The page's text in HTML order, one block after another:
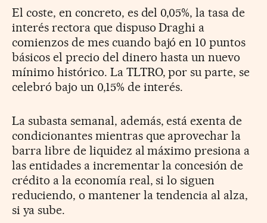
El coste, en concreto, es del 0,05%, la tasa de
interés rectora que dispuso Draghi a
comienzos de mes cuando bajó en 10 puntos
básicos el precio del dinero hasta un nuevo
mínimo histórico. La TLTRO, por su parte, se
celebró bajo un 0,15% de interés.
La subasta semanal, además, está exenta de
condicionantes mientras que aprovechar la
barra libre de liquidez al máximo presiona a
las entidades a incrementar la concesión de
crédito a la economía real, si lo siguen
reduciendo, o mantener la tendencia al alza,
si ya sube.